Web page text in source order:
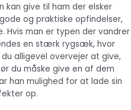
kan give til ham der elsker
og praktiske opfindelser,
Hvis man er typen der vandrer
en stærk rygsæk, hvor
alligevel overvejer at give,
du måske give en af dem
han mulighed for at lade sin
op.